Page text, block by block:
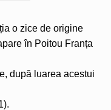
o zice de origine
în Poitou Franța
după luarea acestui